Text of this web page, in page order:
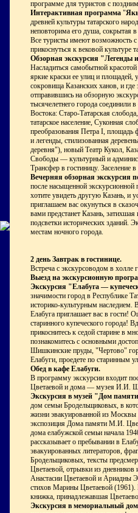
программе для туристов с
Интерактивная программа "
древней культуры татарского
неповторима его душа, сокрытая
Все туристы имеют возможность
прикоснуться к вековой культуре
Обзорная экскурсия "Легенды
Насладиться самобытной
яркие краски ее улиц и площадей,
сокровища Казанских ханов, и
отправившись на обзорную
тысячелетнего города соединили
Востока: Старо-Татарская
татарское население, Суконная
преобразования Петра I, площадь
и легенды, стилизованная
деревня"), новый Театр Кукол,
Свободы — культурный и
Трансфер в гостиницу. Заселение
Вечерняя обзорная экскурсия
после насыщенной
хотите увидеть другую Казань, и
приглашаем вас окунуться в
вами предстанет Казань,
подсветки исторических зданий.
местам ночного города.
2 день Завтрак в гостинице.
Встреча с экскурсоводом в холле
Выезд на экскурсионную
Экскурсия "Елабуга —
значимости город в Республике
историко-культурным наследием.
Елабуга приглашает вас в гости!
старинного купеческого города!
прикоснитесь к седой старине в
познакомитесь с основными
Шишкинские пруды, "Чертово"
Елабуги, проедете по старинным
Обед в кафе Елабуги.
В программу экскурсии входит
Цветаевой и дома — музея И.И.
Экскурсия в музей "Дом памяти
дом семьи Бродельщиковых, в
жизни эвакуированной из
экспозиция Дома памяти М.И.
дома елабужской семьи начала
рассказывает о пребывании в
эвакуированных литераторов,
Бродельщиковых, тексты
Цветаевой, отрывки из
Анастасии Цветаевой и Ариадны
стихов Марины Цветаевой (1961).
книжка, принадлежавшая
Экскурсия в мемориальный